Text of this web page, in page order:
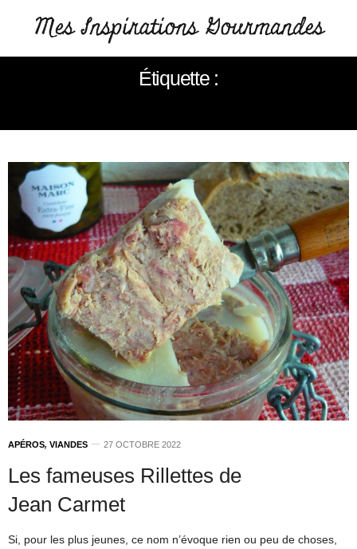
Étiquette :
APÉROS, VIANDES 27 OCTOBRE 2022
Les fameuses Rillettes de
Jean Carmet
Si, pour les plus jeunes, ce nom n’évoque rien ou peu de choses,